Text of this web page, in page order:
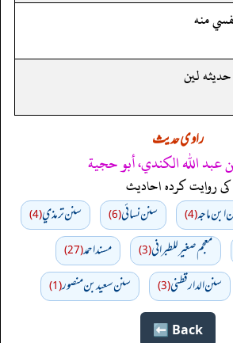
منه
لين
راوی حدیث
عبد الله الكندي، أبو حجية
کی روایت کردہ احادیث
ابن ماجه(4) سنن نسائي(6) سنن ترمذي(4)
معجم صغير للطبراني(3) مسند احمد(27)
سنن الدارقطني(3) سنن سعید بن منصور(1)
Back ⬅️